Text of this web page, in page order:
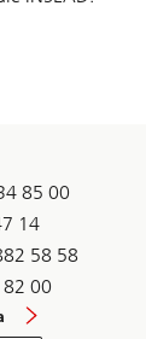
85 00
14
58 58
00